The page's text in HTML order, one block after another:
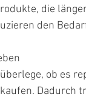
die
den
ob es